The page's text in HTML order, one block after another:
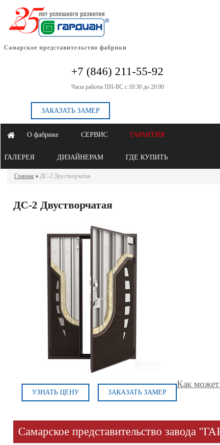
Самарское представительство фабрики
+7 (846) 211-55-92
Часы работы ПН-ВС с 10:30 до 20:00
ЗАКАЗАТЬ ЗАМЕР
О фабрике СЕРВИС ГАРАНТИЯ
ГАЛЕРЕЯ ДИЗАЙНЕРАМ ГДЕ КУПИТЬ
Главная » ДС-2 Двустворчатая
ДС-2 Двустворчатая
УЗНАТЬ ЦЕНУ ЗАКАЗАТЬ ЗАМЕР
Как может
Самарское представительство завода